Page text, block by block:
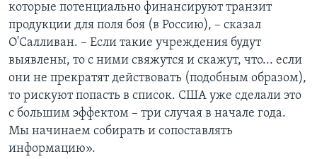
которые потенциально финансируют транзит
продукции для поля боя (в Россию), – сказал
О'Салливан. – Если такие учреждения будут
выявлены, то с ними свяжутся и скажут, что... если
они не прекратят действовать (подобным образом),
то рискуют попасть в список. США уже сделали это
с большим эффектом – три случая в начале года.
Мы начинаем собирать и сопоставлять
информацию».